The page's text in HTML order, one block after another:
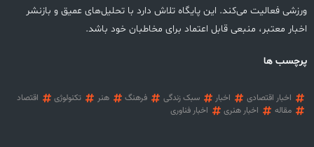
ورزشی فعالیت می‌کند. این پایگاه تلاش دارد با تحلیل‌های عمیق و بازنشر
اخبار معتبر، منبعی قابل اعتماد برای مخاطبان خود باشد.
پرچسب ها
اخبار اقتصادی اخبار سبک زندگی فرهنگ هنر تکنولوژی
اقتصاد
مقاله
اخبار هنری اخبار فناوری